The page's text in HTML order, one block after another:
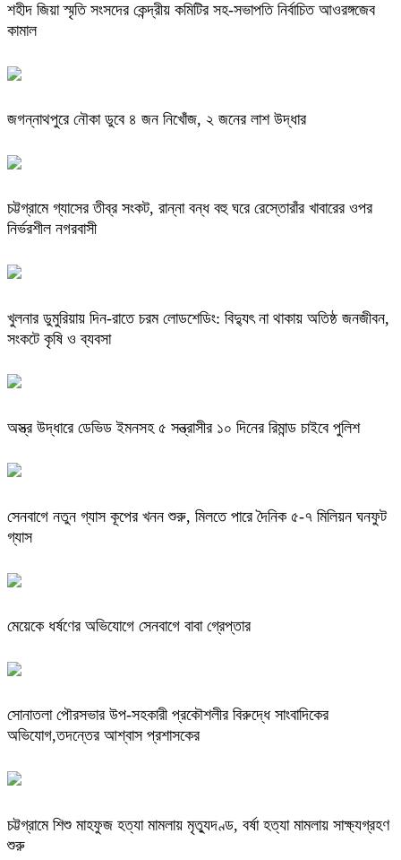
শহীদ জিয়া স্মৃতি সংসদের কেন্দ্রীয় কমিটির সহ-সভাপতি নির্বাচিত আওরঙ্গজেব
কামাল
জগন্নাথপুরে নৌকা ডুবে ৪ জন নিখোঁজ, ২ জনের লাশ উদ্ধার
চট্টগ্রামে গ্যাসের তীব্র সংকট, রান্না বন্ধ বহু ঘরে রেস্তোরাঁর খাবারের ওপর
নির্ভরশীল নগরবাসী
খুলনার ডুমুরিয়ায় দিন-রাতে চরম লোডশেডিং: বিদ্যুৎ না থাকায় অতিষ্ঠ জনজীবন,
সংকটে কৃষি ও ব্যবসা
অস্ত্র উদ্ধারে ডেভিড ইমনসহ ৫ সন্ত্রাসীর ১০ দিনের রিমান্ড চাইবে পুলিশ
সেনবাগে নতুন গ্যাস কূপের খনন শুরু, মিলতে পারে দৈনিক ৫-৭ মিলিয়ন ঘনফুট
গ্যাস
মেয়েকে ধর্ষণের অভিযোগে সেনবাগে বাবা গ্রেপ্তার
সোনাতলা পৌরসভার উপ-সহকারী প্রকৌশলীর বিরুদ্ধে সাংবাদিকের
অভিযোগ,তদন্তের আশ্বাস প্রশাসকের
চট্টগ্রামে শিশু মাহফুজ হত্যা মামলায় মৃত্যুদণ্ড, বর্ষা হত্যা মামলায় সাক্ষ্যগ্রহণ
শুরু